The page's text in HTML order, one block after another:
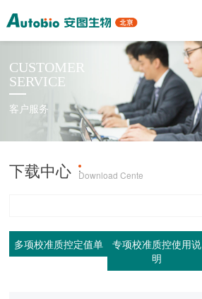
CUSTOMER
SERVICE
客户服务
下载中心 ·Download Cente
多项校准质控定值单
专项校准质控使用说
明